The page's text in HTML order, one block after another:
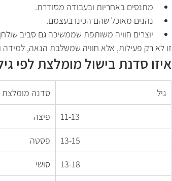
מתנסים באחריות ובעבודה מסודרת.
נהנים מאוכל שהם הכינו בעצמם.
יוצרים חוויה משותפת שממשיכה גם סביב
זו לא רק פעילות, אלא חוויה שמשלבת הנאה, למידה
איזו סדנת בישול מומלצת לפי
גיל סדנה מומלצת
11-13 פיצה
13-15 פסטה
13-18 סושי